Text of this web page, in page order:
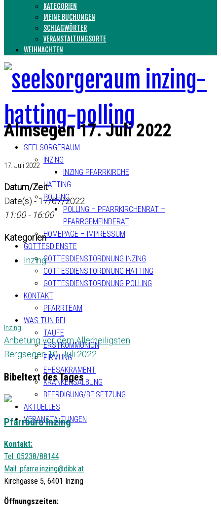
KATEGORIEN
MEINE BUCHUNGEN
SCHLAGWÖRTER
VERANSTALTUNGSORTE
WEIHNACHTEN
SEELSORGERAUM
INZING
INZING PFARRKIRCHE
HATTING
POLLING
POLLING – PFARRKIRCHENRAT –
PFARRGEMEINDERAT
HOMEPAGE – IMPRESSUM
GOTTESDIENSTE
GOTTESDIENSTORDNUNG INZING
GOTTESDIENSTORDNUNG HATTING
GOTTESDIENSTORDNUNG POLLING
KONTAKT
PFARRTEAM
WAS TUN BEI
TAUFE
ERSTKOMMUNION
FIRMUNG
EHESAKRAMENT
KRANKENSALBUNG
BEERDIGUNG/BEISETZUNG
AKTUELLES
VERANSTALTUNGEN
Almsegen 17. Juli 2022
17. Juli 2022
Datum/Zeit
Date(s) - 17/07/2022
11:00 - 16:00
Kategorien
Inzing
Inzing
Anbetung vor dem Allerheiligsten
Bergsegen 10. Juli 2022
Bibeltext des Tages
Pfarrbüro Inzing
Kontakt:
Tel: 05238/88144
Mail: pfarre.inzing@dibk.at
Kirchgasse 5, 6401 Inzing
Öffnungszeiten: